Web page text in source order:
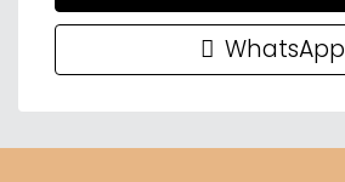
WhatsApp